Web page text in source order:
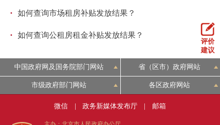
· 如何查询市场租房补贴发放结果？
· 如何查询公租房租金补贴发放结果？
评价
建议
中国政府网及国务院部门网站 省（区市）政府网站
市级政府部门网站 各区政府网站
微信 政务新媒体发布厅 邮箱